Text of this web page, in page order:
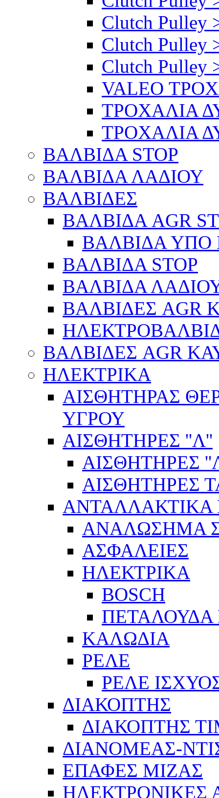
Clutch Pulley
Clutch Pulley
Clutch Pulley
VALEO
ΤΡΟΧΑΛΙΑ
ΤΡΟΧΑΛΙΑ
ΒΑΛΒΙΔΑ STOP
ΒΑΛΒΙΔΑ ΛΑΔΙΟΥ
ΒΑΛΒΙΔΕΣ
ΒΑΛΒΙΔΑ AGR
ΒΑΛΒΙΔΑ ΥΠΟ
ΒΑΛΒΙΔΑ STOP
ΒΑΛΒΙΔΑ
ΒΑΛΒΙΔΕΣ AGR
ΒΑΛΒΙΔΕΣ AGR
ΗΛΕΚΤΡΙΚΑ
ΑΙΣΘΗΤΗΡΑΣ
ΥΓΡΟΥ
ΑΙΣΘΗΤΗΡΕΣ ''Λ''
ΑΙΣΘΗΤΗΡEΣ
ΑΙΣΘΗΤΗΡEΣ
ΑΝΤΑΛΛΑΚΤΙΚΑ
ΑΝΑΛΩΣΗΜΑ
ΑΣΦΑΛΕΙΕΣ
ΗΛΕΚΤΡΙΚΑ
BOSCH
ΠΕΤΑΛΟΥΔΑ
ΚΑΛΩΔΙΑ
ΡΕΛΕ
ΡΕΛΕ
ΔΙΑΚΟΠΤΗΣ
ΔΙΑΚΟΠΤΗΣ
ΔΙΑΝΟΜΕΑΣ-
ΕΠΑΦΕΣ ΜΙΖΑΣ
ΗΛΕΚΤΡΟΝΙΚΕΣ